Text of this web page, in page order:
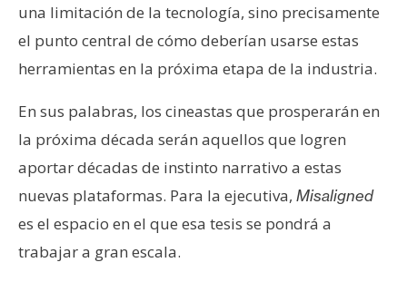
una limitación de la tecnología, sino precisamente
el punto central de cómo deberían usarse estas
herramientas en la próxima etapa de la industria.
En sus palabras, los cineastas que prosperarán en
la próxima década serán aquellos que logren
aportar décadas de instinto narrativo a estas
nuevas plataformas. Para la ejecutiva, Misaligned
es el espacio en el que esa tesis se pondrá a
trabajar a gran escala.